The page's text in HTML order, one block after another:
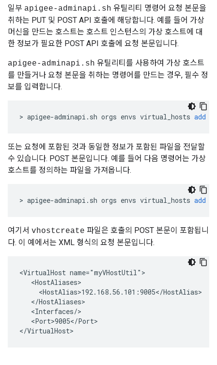
일부 apigee-adminapi.sh 유틸리티 명령어 요청 본문을
취하는 PUT 및 POST API 호출에 해당합니다. 예를 들어 가상
머신을 만드는 호스트는 호스트 인스턴스의 가상 호스트에 대
한 정보가 필요한 POST API 호출에 요청 본문입니다.
apigee-adminapi.sh 유틸리티를 사용하여 가상 호스트
를 만들거나 요청 본문을 취하는 명령어를 만드는 경우, 필수 정
보를 입력합니다.
> apigee-adminapi . sh orgs envs virtual_hosts add
또는 요청에 포함된 것과 동일한 정보가 포함된 파일을 전달할
수 있습니다. POST 본문입니다. 예를 들어 다음 명령어는 가상
호스트를 정의하는 파일을 가져옵니다.
> apigee-adminapi . sh orgs envs virtual_hosts add
여기서 vhostcreate 파일은 호출의 POST 본문이 포함됩니
다. 이 예에서는 XML 형식의 요청 본문입니다.
<VirtualHost name="myVHostUtil">
   <HostAliases>
     <HostAlias>192.168.56.101:9005</HostAlias>
   </HostAliases>
   <Interfaces/>
   <Port>9005</Port>
</VirtualHost>